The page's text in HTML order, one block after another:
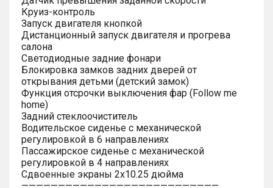
Круиз-контроль
Запуск двигателя кнопкой
Дистанционный запуск двигателя и прогрева
салона
Светодиодные задние фонари
Блокировка замков задних дверей от
открывания детьми (детский замок)
Функция отсрочки выключения фар (Follow me
home)
Задний стеклоочиститель
Водительское сиденье с механической
регулировкой в 6 направлениях
Пассажирское сиденье с механической
регулировкой в 4 направлениях
Сдвоенные экраны 2х10.25 дюйма
———————————————————————————